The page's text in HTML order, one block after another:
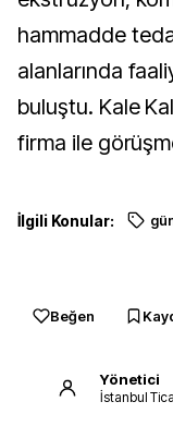
hammadde
alanlarında
buluştu. Kale
firma ile
İlgili Konular:
Beğen
Yönetici
İstanbul